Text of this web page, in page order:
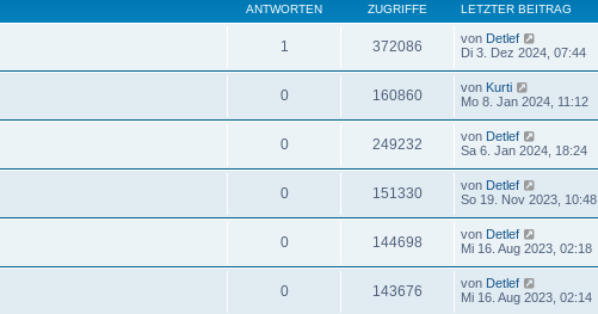
ANTWORTEN ZUGRIFFE LETZTER BEITRAG
1 372086 von Detlef
Di 3. Dez 2024, 07:44
0 160860 von Kurti
Mo 8. Jan 2024, 11:12
0 249232 von Detlef
Sa 6. Jan 2024, 18:24
0 151330 von Detlef
So 19. Nov 2023, 10:48
0 144698 von Detlef
Mi 16. Aug 2023, 02:18
0 143676 von Detlef
Mi 16. Aug 2023, 02:14